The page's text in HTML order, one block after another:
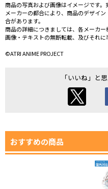
商品の写真および画像はイメージです。
メーカーの都合により、商品のデザイ
合があります。
商品の詳細につきましては、各メーカー
画像・テキストの無断転載、及びそれに
©ATRI ANIME PROJECT
「いいね」と
おすすめの商品